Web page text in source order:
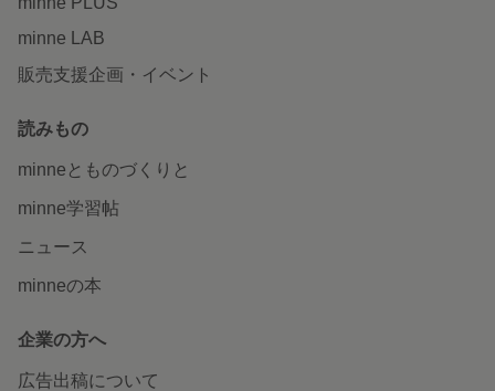
minne LAB
販売支援企画・イベント
読みもの
minneとものづくりと
minne学習帖
ニュース
minneの本
企業の方へ
広告出稿について